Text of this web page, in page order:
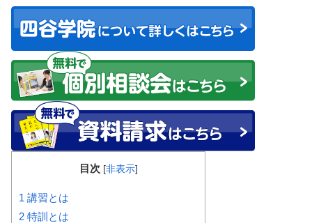
目次 [非表示]
1 講習とは
2 特訓とは